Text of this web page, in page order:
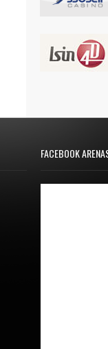
FACEBOOK